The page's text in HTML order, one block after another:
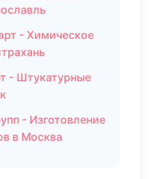
- Химическое
- Штукатурные
- Изготовление
в Москва